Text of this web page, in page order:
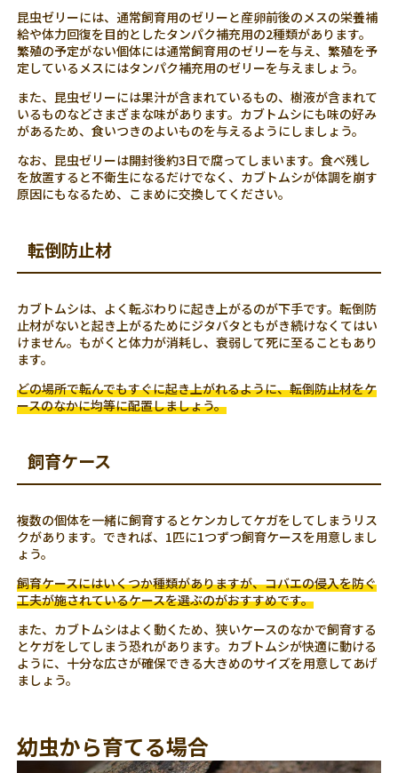
昆虫ゼリーには、通常飼育用のゼリーと産卵前後のメスの栄養補
給や体力回復を目的としたタンパク補充用の2種類があります。
繁殖の予定がない個体には通常飼育用のゼリーを与え、繁殖を予
定しているメスにはタンパク補充用のゼリーを与えましょう。
また、昆虫ゼリーには果汁が含まれているもの、樹液が含まれて
いるものなどさまざまな味があります。カブトムシにも味の好み
があるため、食いつきのよいものを与えるようにしましょう。
なお、昆虫ゼリーは開封後約3日で腐ってしまいます。食べ残し
を放置すると不衛生になるだけでなく、カブトムシが体調を崩す
原因にもなるため、こまめに交換してください。
転倒防止材
カブトムシは、よく転ぶわりに起き上がるのが下手です。転倒防
止材がないと起き上がるためにジタバタともがき続けなくてはい
けません。もがくと体力が消耗し、衰弱して死に至ることもあり
ます。
どの場所で転んでもすぐに起き上がれるように、転倒防止材をケ
ースのなかに均等に配置しましょう。
飼育ケース
複数の個体を一緒に飼育するとケンカしてケガをしてしまうリス
クがあります。できれば、1匹に1つずつ飼育ケースを用意しまし
ょう。
飼育ケースにはいくつか種類がありますが、コバエの侵入を防ぐ
工夫が施されているケースを選ぶのがおすすめです。
また、カブトムシはよく動くため、狭いケースのなかで飼育する
とケガをしてしまう恐れがあります。カブトムシが快適に動ける
ように、十分な広さが確保できる大きめのサイズを用意してあげ
ましょう。
幼虫から育てる場合